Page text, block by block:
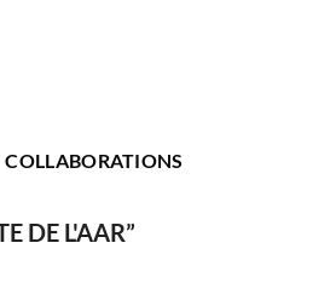
COLLABORATIONS
DE L'AAR”